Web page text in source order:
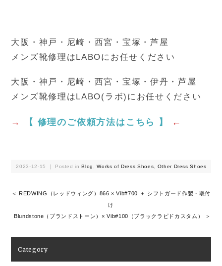
大阪・神戸・尼崎・西宮・宝塚・芦屋
メンズ靴修理はLABOにお任せください
大阪・神戸・尼崎・西宮・宝塚・伊丹・芦屋
メンズ靴修理はLABO(ラボ)にお任せください
→ 【 修理のご依頼方法はこちら 】 ←
2023-12-15 ｜ Posted inBlog ,Works of Dress Shoes Other Dress Shoes
＜ REDWING（レッドウィング）866 × Vib#700 ＋ シフトガード作製・取付
け
Blundstone（ブランドストーン）× Vib#100（ブラックラピドカスタム） ＞
Category